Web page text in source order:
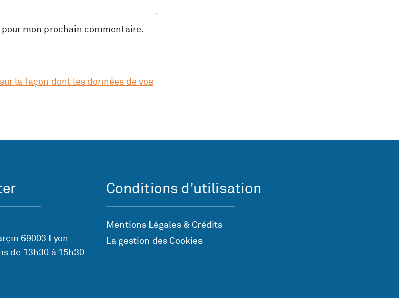
mon prochain commentaire.
la façon dont les données de vos
69003 Lyon
de 13h30 à 15h30
Conditions d’utilisation
Mentions Légales & Crédits
La gestion des Cookies